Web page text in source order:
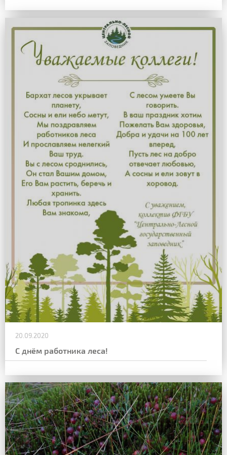
20.09.2020
С днём работника леса!